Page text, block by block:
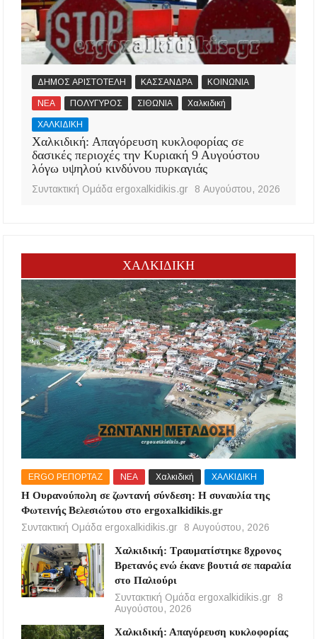
ΔΗΜΟΣ ΑΡΙΣΤΟΤΕΛΗ ΚΑΣΣΑΝΔΡΑ ΚΟΙΝΩΝΙΑ
ΝΕΑ ΠΟΛΥΓΥΡΟΣ ΣΙΘΩΝΙΑ Χαλκιδική
ΧΑΛΚΙΔΙΚΗ
Χαλκιδική: Απαγόρευση κυκλοφορίας σε
δασικές περιοχές την Κυριακή 9 Αυγούστου
λόγω υψηλού κινδύνου πυρκαγιάς
Συντακτική Ομάδα ergoxalkidikis.gr 8 Αυγούστου, 2026
ΧΑΛΚΙΔΙΚΗ
ERGO ΡΕΠΟΡΤΑΖ ΝΕΑ Χαλκιδική ΧΑΛΚΙΔΙΚΗ
Η Ουρανούπολη σε ζωντανή σύνδεση: Η συναυλία της
Φωτεινής Βελεσιώτου στο ergoxalkidikis.gr
Συντακτική Ομάδα ergoxalkidikis.gr
8 Αυγούστου, 2026
Χαλκιδική: Τραυματίστηκε 8χρονος
Βρετανός ενώ έκανε βουτιά σε παραλία
στο Παλιούρι
Συντακτική Ομάδα ergoxalkidikis.gr
8
Αυγούστου, 2026
Χαλκιδική: Απαγόρευση κυκλοφορίας